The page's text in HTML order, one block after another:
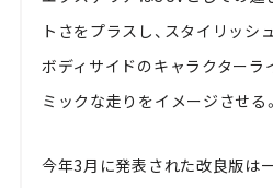
トさをプラスし、スタイリッシ
ボディサイドのキャラクターラ
ミックな走りをイメージさせる。
今年3月に発表された改良版は